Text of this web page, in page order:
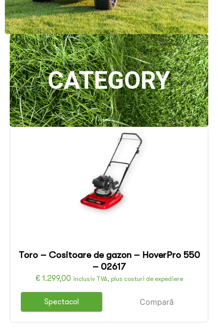
CATEGORY
Toro – Cositoare de gazon – HoverPro 550
– 02617
€ 1.299,00 inclusiv TVA, plus costuri de expediere
Spectacol Compară